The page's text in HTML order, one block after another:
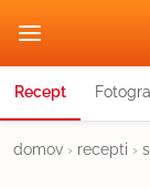
Recept
domov › recepti ›